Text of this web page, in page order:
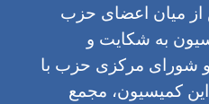
میان اعضای حزب
به شکایت و
شورای مرکزی حزب با
کمیسیون، مجمع